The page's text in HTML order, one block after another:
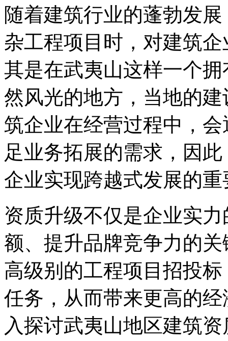
随着建筑行业的蓬勃发
杂工程项目时，对建筑
其是在武夷山这样一个
然风光的地方，当地的
筑企业在经营过程中，
足业务拓展的需求，因此
企业实现跨越式发展的
资质升级不仅是企业实
额、提升品牌竞争力的
高级别的工程项目招投
任务，从而带来更高的
入探讨武夷山地区建筑